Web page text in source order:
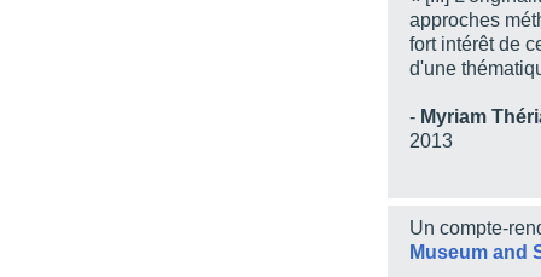
approches
fort intérêt de
d'une
- Myriam
2013
Un compte-
Museum and